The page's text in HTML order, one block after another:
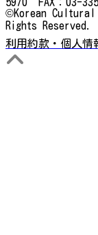
©Korean Cultural
Rights Reserved.
利用約款・個人情